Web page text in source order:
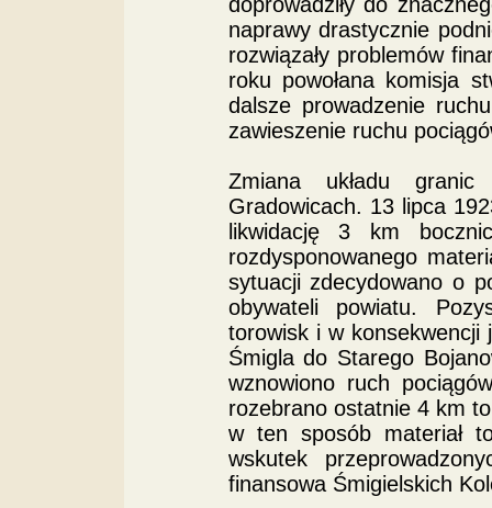
naprawy drastycznie
rozwiązały problemów
roku powołana komisja
dalsze prowadzenie
zawieszenie ruchu
Zmiana układu
Gradowicach. 13 lipca
likwidację 3 km
rozdysponowanego
sytuacji zdecydowano o
obywateli powiatu.
torowisk i w konsekwencji
Śmigla do Starego
wznowiono ruch
rozebrano ostatnie 4 km
w ten sposób materiał
wskutek
finansowa Śmigielskich